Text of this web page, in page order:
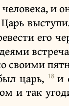
и
Царь
его
своими
царь, 18 и
и так